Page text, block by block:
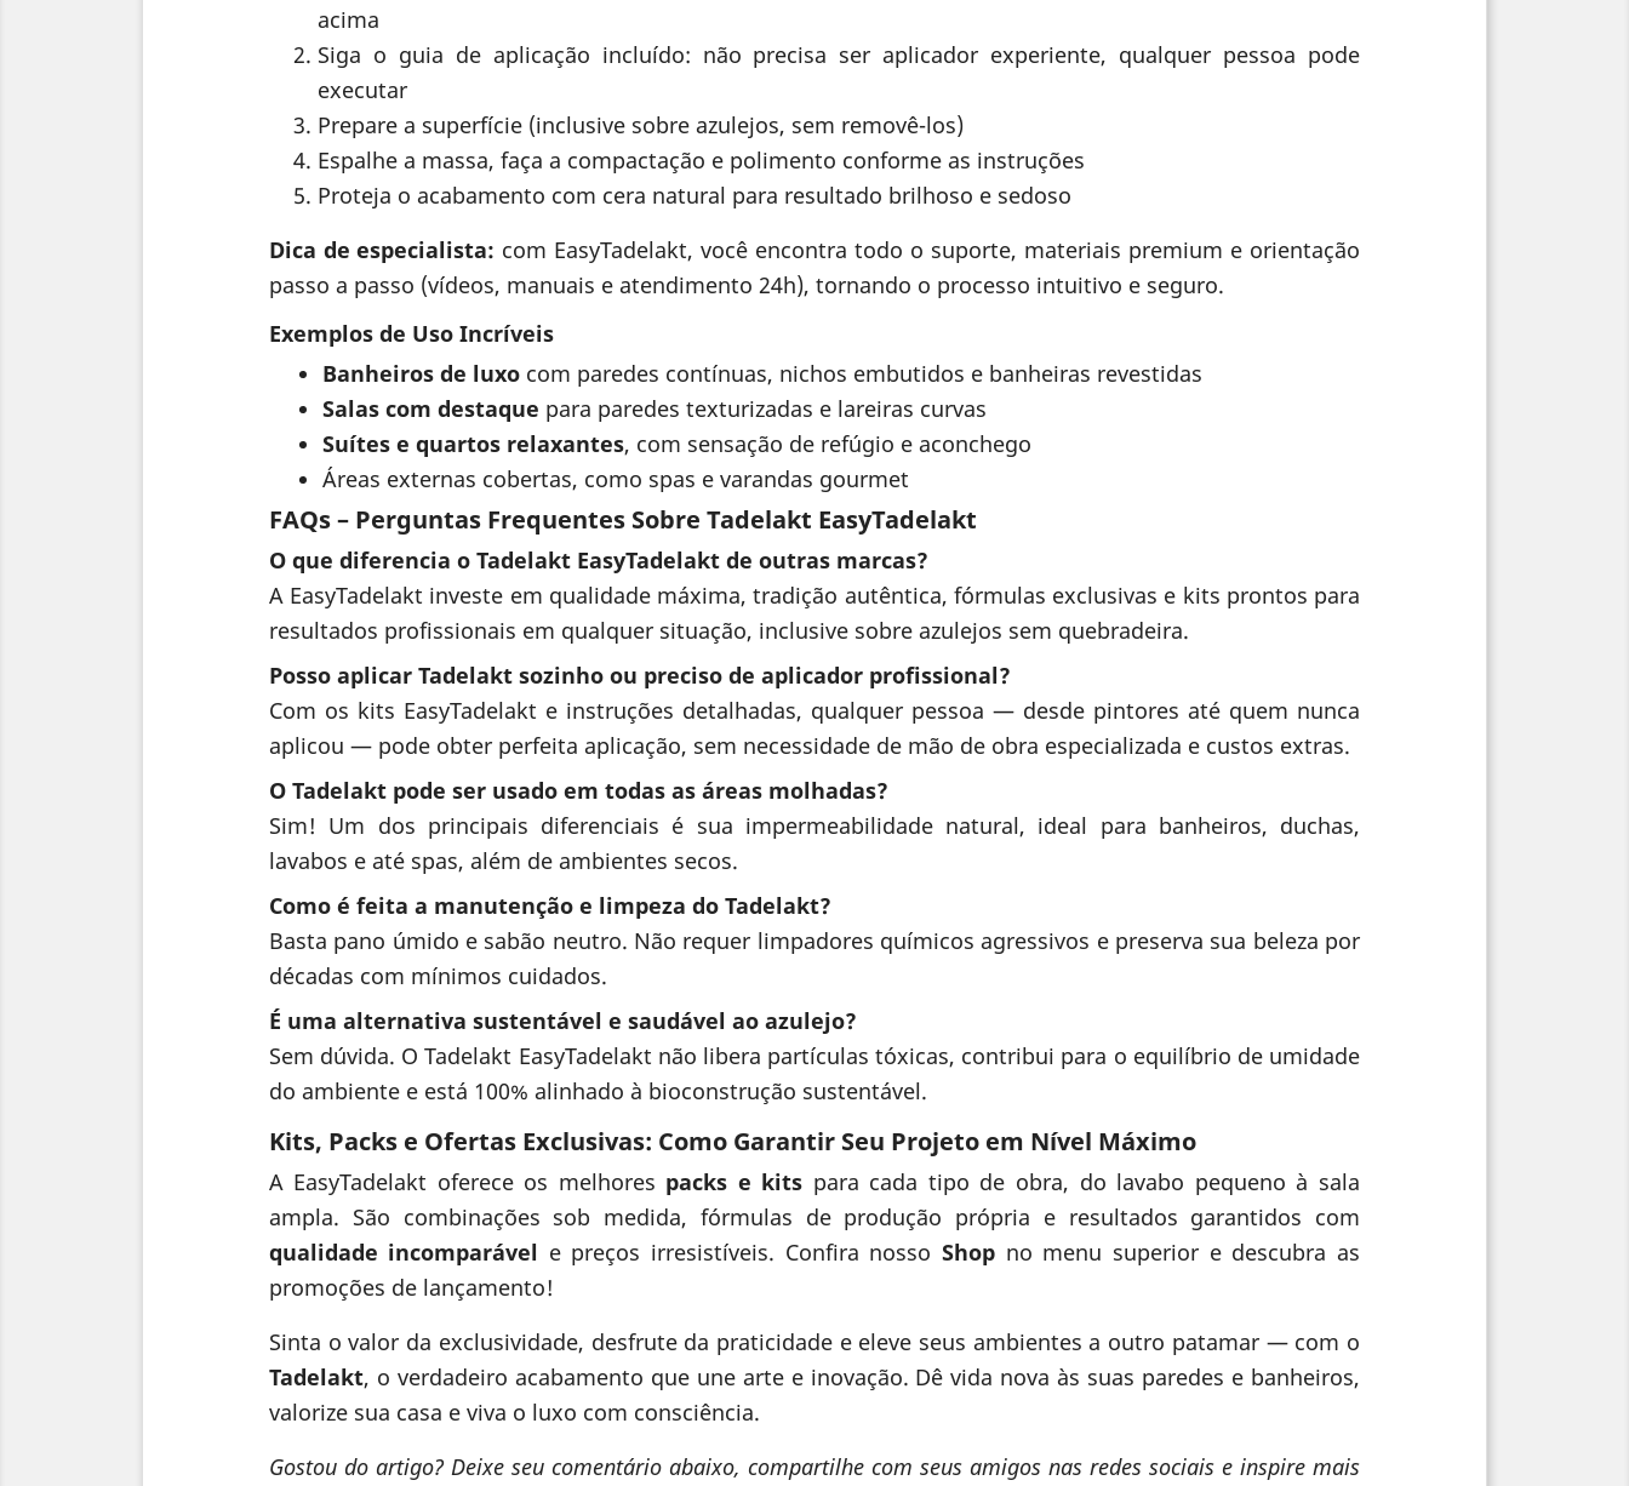
acima
Siga o guia de aplicação incluído: não precisa ser aplicador experiente, qualquer pessoa pode
executar
Prepare a superfície (inclusive sobre azulejos, sem removê-los)
Espalhe a massa, faça a compactação e polimento conforme as instruções
Proteja o acabamento com cera natural para resultado brilhoso e sedoso
Dica de especialista: com EasyTadelakt, você encontra todo o suporte, materiais premium e orientação
passo a passo (vídeos, manuais e atendimento 24h), tornando o processo intuitivo e seguro.
Exemplos de Uso Incríveis
Banheiros de luxo com paredes contínuas, nichos embutidos e banheiras revestidas
Salas com destaque para paredes texturizadas e lareiras curvas
Suítes e quartos relaxantes, com sensação de refúgio e aconchego
Áreas externas cobertas, como spas e varandas gourmet
FAQs – Perguntas Frequentes Sobre Tadelakt EasyTadelakt
O que diferencia o Tadelakt EasyTadelakt de outras marcas?
A EasyTadelakt investe em qualidade máxima, tradição autêntica, fórmulas exclusivas e kits prontos para
resultados profissionais em qualquer situação, inclusive sobre azulejos sem quebradeira.
Posso aplicar Tadelakt sozinho ou preciso de aplicador profissional?
Com os kits EasyTadelakt e instruções detalhadas, qualquer pessoa — desde pintores até quem nunca
aplicou — pode obter perfeita aplicação, sem necessidade de mão de obra especializada e custos extras.
O Tadelakt pode ser usado em todas as áreas molhadas?
Sim! Um dos principais diferenciais é sua impermeabilidade natural, ideal para banheiros, duchas,
lavabos e até spas, além de ambientes secos.
Como é feita a manutenção e limpeza do Tadelakt?
Basta pano úmido e sabão neutro. Não requer limpadores químicos agressivos e preserva sua beleza por
décadas com mínimos cuidados.
É uma alternativa sustentável e saudável ao azulejo?
Sem dúvida. O Tadelakt EasyTadelakt não libera partículas tóxicas, contribui para o equilíbrio de umidade
do ambiente e está 100% alinhado à bioconstrução sustentável.
Kits, Packs e Ofertas Exclusivas: Como Garantir Seu Projeto em Nível Máximo
A EasyTadelakt oferece os melhores packs e kits para cada tipo de obra, do lavabo pequeno à sala
ampla. São combinações sob medida, fórmulas de produção própria e resultados garantidos com
qualidade incomparável e preços irresistíveis. Confira nosso Shop no menu superior e descubra as
promoções de lançamento!
Sinta o valor da exclusividade, desfrute da praticidade e eleve seus ambientes a outro patamar — com o
Tadelakt, o verdadeiro acabamento que une arte e inovação. Dê vida nova às suas paredes e banheiros,
valorize sua casa e viva o luxo com consciência.
Gostou do artigo? Deixe seu comentário abaixo, compartilhe com seus amigos nas redes sociais e inspire mais